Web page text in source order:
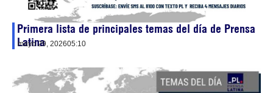
Primera lista de principales temas del día de Prensa
Latina
mayo 29, 202605:10